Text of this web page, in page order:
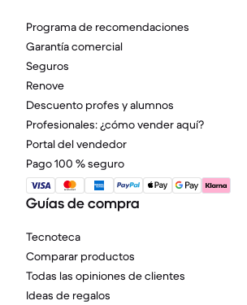
Programa de recomendaciones
Garantía comercial
Seguros
Renove
Descuento profes y alumnos
Profesionales: ¿cómo vender aquí?
Portal del vendedor
Pago 100 % seguro
Guías de compra
Tecnoteca
Comparar productos
Todas las opiniones de clientes
Ideas de regalos